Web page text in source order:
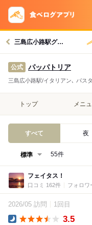
三島広小路駅グルメへ
公式 パッパトリア
三島広小路駅/イタリアン､ パス
トップ メニ
すべて 夜
55件
フェイタス！
口コミ 162件 フォロワ
2026/05 訪問 1回目
3.5